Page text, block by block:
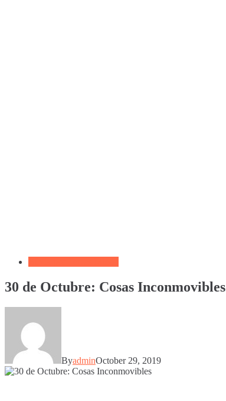
30 de Octubre: Cosas Inconmovibles
ByadminOctober 29, 2019